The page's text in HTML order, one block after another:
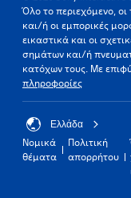
Όλο το περιεχόμενο, οι
και/ή οι εμπορικές
εικαστικά και οι
σημάτων και/ή
κατόχων τους. Με
πληροφορίες
Ελλάδα
Νομικά
θέματα
Πολιτική
απορρήτου